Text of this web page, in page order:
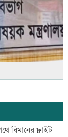
বিমানের ফ্লাইট